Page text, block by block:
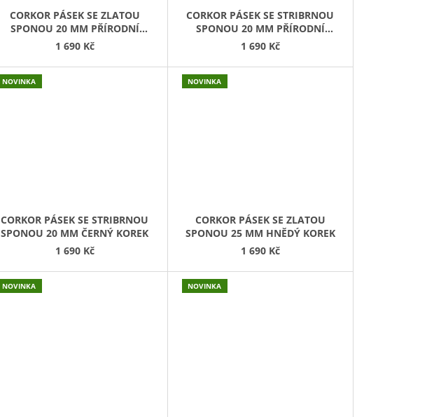
CORKOR PÁSEK SE ZLATOU
SPONOU 20 MM PŘÍRODNÍ
KOREK
1 690 Kč
CORKOR PÁSEK SE STRIBRNOU
SPONOU 20 MM PŘÍRODNÍ
KOREK
1 690 Kč
NOVINKA
CORKOR PÁSEK SE STRIBRNOU
SPONOU 20 MM ČERNÝ KOREK
1 690 Kč
NOVINKA
CORKOR PÁSEK SE ZLATOU
SPONOU 25 MM HNĚDÝ KOREK
1 690 Kč
NOVINKA NOVINKA